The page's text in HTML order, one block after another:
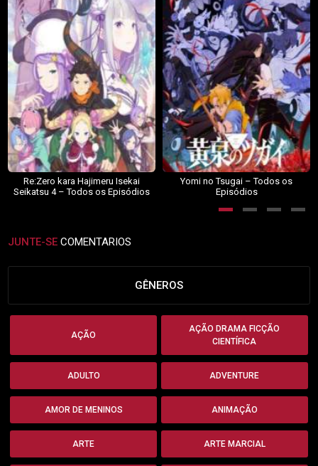
Re:Zero kara Hajimeru Isekai
Seikatsu 4 – Todos os Episódios
Yomi no Tsugai – Todos os
Episódios
JUNTE-SE COMENTARIOS
GÊNEROS
AÇÃO
AÇÃO DRAMA FICÇÃO
CIENTÍFICA
ADULTO ADVENTURE
AMOR DE MENINOS ANIMAÇÃO
ARTE ARTE MARCIAL